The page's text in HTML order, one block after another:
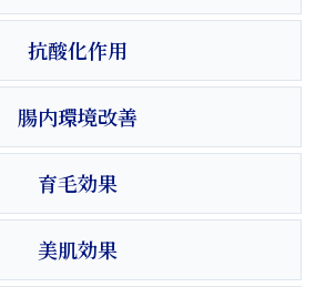
抗酸化作用
腸内環境改善
育毛効果
美肌効果